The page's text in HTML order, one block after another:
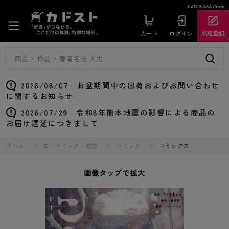
KADOKAWA Group
カート ログイン 新規登録
2026/08/07 お盆期間中の出荷およびお問い合わせ
に関するお知らせ
2026/07/29 令和8年熊本地震の影響による商品の
お届け遅延につきまして
ホーム 本・コミック・雑誌 コミック コミックス
画像タップで拡大